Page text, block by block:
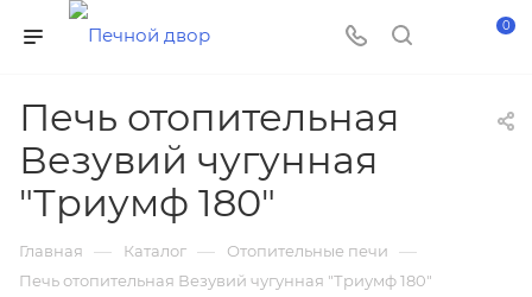
0
Печь отопительная
Везувий чугунная
"Триумф 180"
Главная — Каталог — Отопительные печи —
Печь отопительная Везувий чугунная "Триумф 180"